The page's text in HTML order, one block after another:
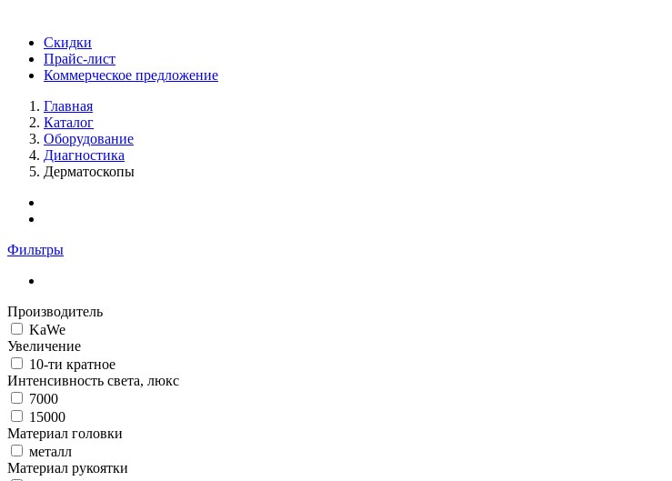
Скидки
Прайс-лист
Коммерческое предложение
Главная
Каталог
Оборудование
Диагностика
Дерматоскопы
Фильтры
Производитель
KaWe
Увеличение
10-ти кратное
Интенсивность света, люкс
7000
15000
Материал головки
металл
Материал рукоятки